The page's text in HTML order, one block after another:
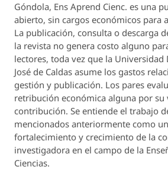
Góndola, Ens Aprend Cienc. es una
abierto, sin cargos económicos para
La publicación, consulta o descarga
la revista no genera costo alguno
lectores, toda vez que la Universidad
José de Caldas asume los gastos
gestión y publicación. Los pares
retribución económica alguna por su
contribución. Se entiende el trabajo
mencionados anteriormente como
fortalecimiento y crecimiento de la
investigadora en el campo de la
Ciencias.